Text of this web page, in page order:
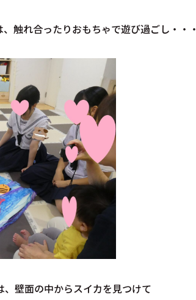
触れ合ったりおもちゃで遊び過ごし・・・
壁面の中からスイカを見つけて